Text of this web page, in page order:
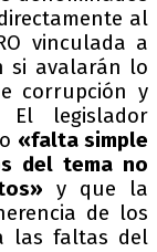
al
vinculada a
si avalarán lo
corrupción y
El legislador
«falta simple
del tema no
y que la
de los
las faltas del